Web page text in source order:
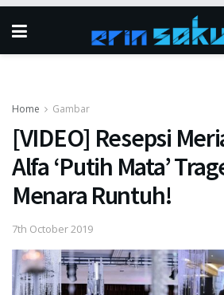
Home Gambar
[VIDEO] Resepsi
Alfa ‘Putih Mata’
Menara Runtuh!
7th October 2019